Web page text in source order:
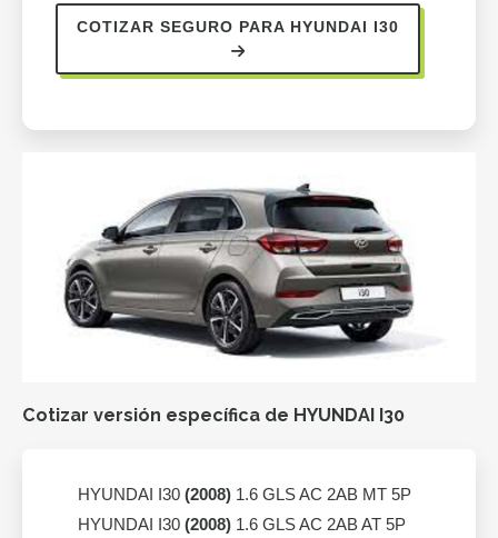
COTIZAR SEGURO PARA HYUNDAI I30
Cotizar versión específica de HYUNDAI I30
HYUNDAI I30 (2008) 1.6 GLS AC 2AB MT 5P
HYUNDAI I30 (2008) 1.6 GLS AC 2AB AT 5P